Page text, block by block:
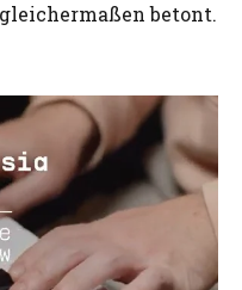
betont.